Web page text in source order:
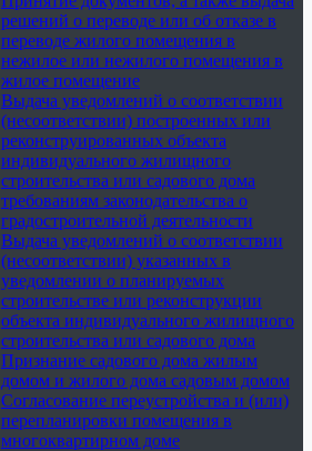
решений о переводе или об отказе в
переводе жилого помещения в
нежилое или нежилого помещения в
жилое помещение
Выдача уведомлений о соответствии
(несоответствии) построенных или
реконструированных объекта
индивидуального жилищного
строительства или садового дома
требованиям законодательства о
градостроительной деятельности
Выдача уведомлений о соответствии
(несоответствии) указанных в
уведомлении о планируемых
строительстве или реконструкции
объекта индивидуального жилищного
строительства или садового дома
Признание садового дома жилым
домом и жилого дома садовым домом
Согласование переустройства и (или)
перепланировки помещения в
многоквартирном доме